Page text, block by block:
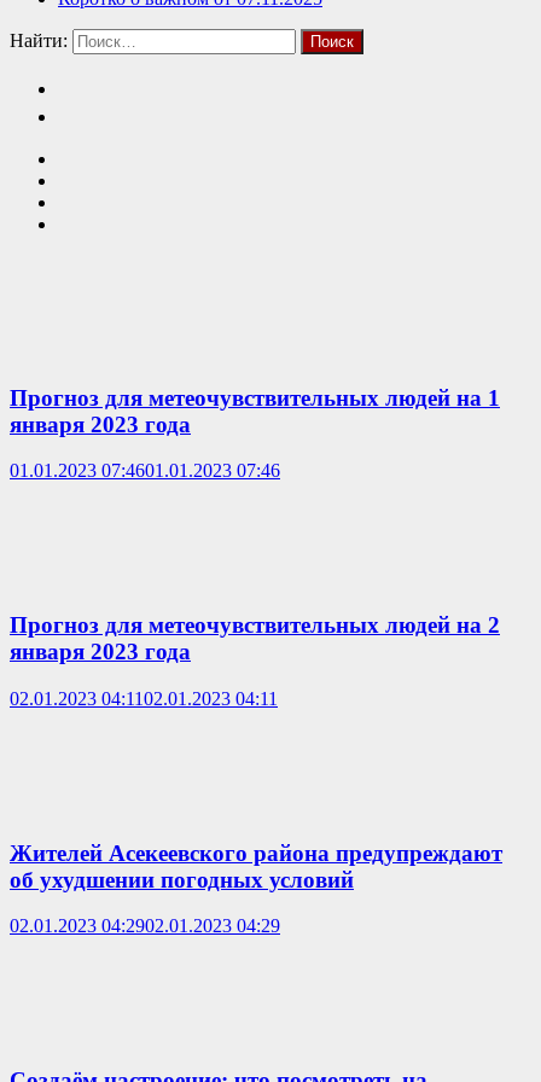
Найти:
Прогноз для метеочувствительных людей на 1
января 2023 года
01.01.2023 07:4601.01.2023 07:46
Прогноз для метеочувствительных людей на 2
января 2023 года
02.01.2023 04:1102.01.2023 04:11
Жителей Асекеевского района предупреждают
об ухудшении погодных условий
02.01.2023 04:2902.01.2023 04:29